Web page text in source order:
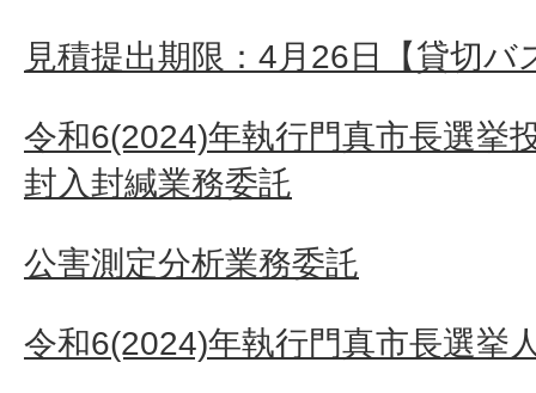
見積提出期限：4月26日【貸切バ
令和6(2024)年執行門真市長選挙
封入封緘業務委託
公害測定分析業務委託
令和6(2024)年執行門真市長選挙